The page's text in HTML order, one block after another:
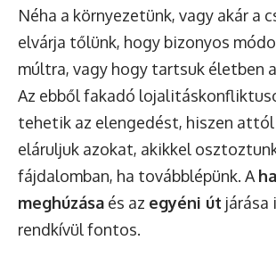
Néha a környezetünk, vagy akár a
elvárja tőlünk, hogy bizonyos
múltra, vagy hogy tartsuk életben
Az ebből fakadó
tehetik az elengedést, hiszen
eláruljuk azokat, akikkel
fájdalomban, ha továbblépünk. A
meghúzása és az egyéni út járása
rendkívül fontos.